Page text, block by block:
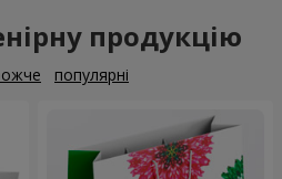
продукцію
популярні